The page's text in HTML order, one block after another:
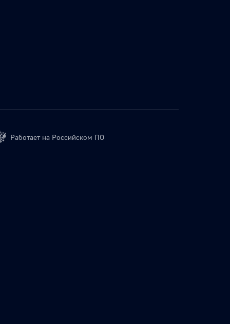
Работает на Российском ПО